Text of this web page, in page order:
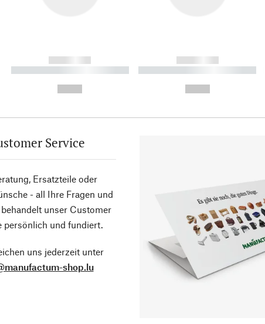
------------
----------- ----------- ----------
------------
----------- ----------- ----------
Service
Ersatzteile oder
- all Ihre Fragen und
unser Customer
persönlich und fundiert.
uns jederzeit unter
shop.lu